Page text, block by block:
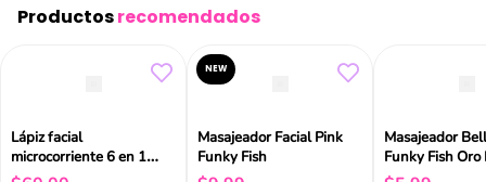
Productosrecomendados
Lápiz facial
microcorriente 6 en 1
rosa Hello Kitty Geske
NEW
Masajeador Facial Pink
Funky Fish
Masajeador
Funky Fish Oro